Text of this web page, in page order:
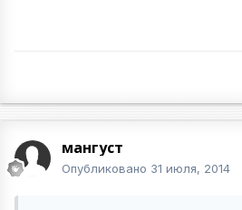
мангуст
Опубликовано 31 июля, 2014